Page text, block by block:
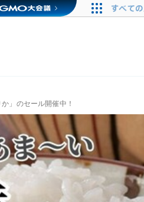
」のセール開催中！